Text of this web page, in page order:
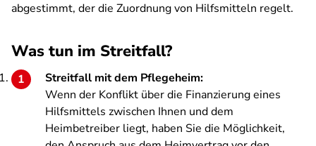
abgestimmt, der die Zuordnung von Hilfsmitteln regelt.
Was tun im Streitfall?
Streitfall mit dem Pflegeheim:
Wenn der Konflikt über die Finanzierung eines
Hilfsmittels zwischen Ihnen und dem
Heimbetreiber liegt, haben Sie die Möglichkeit,